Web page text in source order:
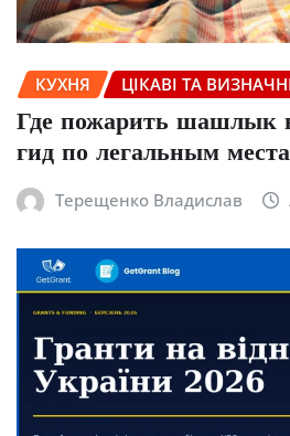
КУХНЯ ЦІКАВІ ТА
Где пожарить шашлык
гид по легальным
Терещенко Владислав